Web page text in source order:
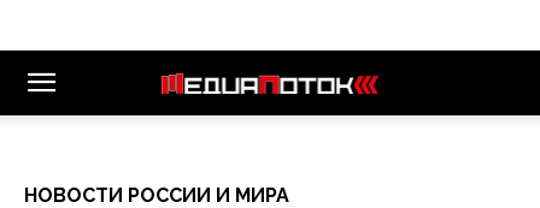
НОВОСТИ РОССИИ И МИРА